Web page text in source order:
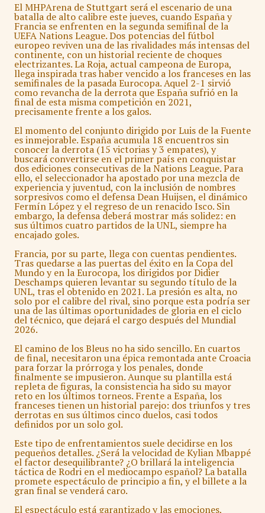
El MHPArena de Stuttgart será el escenario de una
batalla de alto calibre este jueves, cuando España y
Francia se enfrenten en la segunda semifinal de la
UEFA Nations League. Dos potencias del fútbol
europeo reviven una de las rivalidades más intensas del
continente, con un historial reciente de choques
electrizantes. La Roja, actual campeona de Europa,
llega inspirada tras haber vencido a los franceses en las
semifinales de la pasada Eurocopa. Aquel 2-1 sirvió
como revancha de la derrota que España sufrió en la
final de esta misma competición en 2021,
precisamente frente a los galos.
El momento del conjunto dirigido por Luis de la Fuente
es inmejorable. España acumula 18 encuentros sin
conocer la derrota (15 victorias y 3 empates), y
buscará convertirse en el primer país en conquistar
dos ediciones consecutivas de la Nations League. Para
ello, el seleccionador ha apostado por una mezcla de
experiencia y juventud, con la inclusión de nombres
sorpresivos como el defensa Dean Huijsen, el dinámico
Fermín López y el regreso de un renacido Isco. Sin
embargo, la defensa deberá mostrar más solidez: en
sus últimos cuatro partidos de la UNL, siempre ha
encajado goles.
Francia, por su parte, llega con cuentas pendientes.
Tras quedarse a las puertas del éxito en la Copa del
Mundo y en la Eurocopa, los dirigidos por Didier
Deschamps quieren levantar su segundo título de la
UNL, tras el obtenido en 2021. La presión es alta, no
solo por el calibre del rival, sino porque esta podría ser
una de las últimas oportunidades de gloria en el ciclo
del técnico, que dejará el cargo después del Mundial
2026.
El camino de los Bleus no ha sido sencillo. En cuartos
de final, necesitaron una épica remontada ante Croacia
para forzar la prórroga y los penales, donde
finalmente se impusieron. Aunque su plantilla está
repleta de figuras, la consistencia ha sido su mayor
reto en los últimos torneos. Frente a España, los
franceses tienen un historial parejo: dos triunfos y tres
derrotas en sus últimos cinco duelos, casi todos
definidos por un solo gol.
Este tipo de enfrentamientos suele decidirse en los
pequeños detalles. ¿Será la velocidad de Kylian Mbappé
el factor desequilibrante? ¿O brillará la inteligencia
táctica de Rodri en el mediocampo español? La batalla
promete espectáculo de principio a fin, y el billete a la
gran final se venderá caro.
El espectáculo está garantizado y las emociones,